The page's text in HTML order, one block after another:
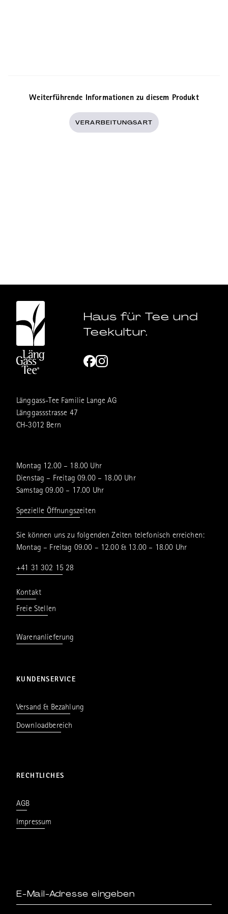
Weiterführende Informationen zu diesem Produkt
VERARBEITUNGSART
Haus für Tee und
Teekultur.
Länggass-Tee Familie Lange AG
Länggassstrasse 47
CH-3012 Bern
Montag 12.00 – 18.00 Uhr
Dienstag – Freitag 09.00 – 18.00 Uhr
Samstag 09.00 – 17.00 Uhr
Spezielle Öffnungszeiten
Sie können uns zu folgenden Zeiten telefonisch erreichen:
Montag – Freitag 09.00 – 12.00 & 13.00 – 18.00 Uhr
+41 31 302 15 28
Kontakt
Freie Stellen
Warenanlieferung
KUNDENSERVICE
Versand & Bezahlung
Downloadbereich
RECHTLICHES
AGB
Impressum